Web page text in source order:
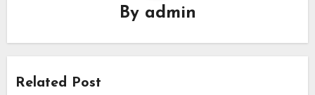
By admin
Related Post